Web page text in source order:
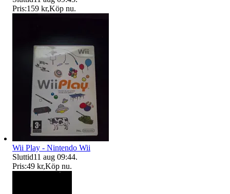
Pris:159 kr,Köp nu.
Wii Play - Nintendo Wii
Sluttid11 aug 09:44.
Pris:49 kr,Köp nu.